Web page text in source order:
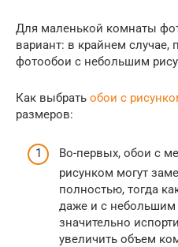
Для маленькой комнаты
вариант: в крайнем случае,
фотообои с небольшим
Как выбрать обои с
размеров:
Во-первых, обои с
рисунком могут
полностью, тогда
даже и с небольшим
значительно
увеличить объем